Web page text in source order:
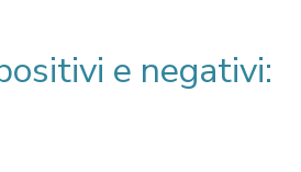
e negativi: